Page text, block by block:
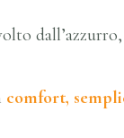
comfort,